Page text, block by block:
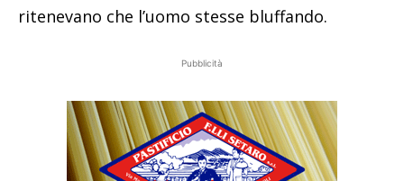
ritenevano che l’uomo stesse bluffando.
Pubblicità